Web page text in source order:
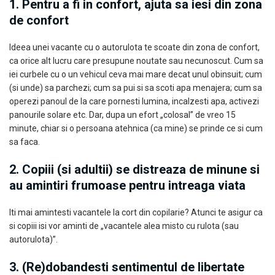
1. Pentru a fi in confort, ajuta sa iesi din zona
de confort
Ideea unei vacante cu o autorulota te scoate din zona de confort,
ca orice alt lucru care presupune noutate sau necunoscut. Cum sa
iei curbele cu o un vehicul ceva mai mare decat unul obinsuit; cum
(si unde) sa parchezi; cum sa pui si sa scoti apa menajera; cum sa
operezi panoul de la care pornesti lumina, incalzesti apa, activezi
panourile solare etc. Dar, dupa un efort „colosal” de vreo 15
minute, chiar si o persoana atehnica (ca mine) se prinde ce si cum
sa faca.
2. Copiii (si adultii) se distreaza de minune si
au amintiri frumoase pentru intreaga viata
Iti mai amintesti vacantele la cort din copilarie? Atunci te asigur ca
si copiii isi vor aminti de „vacantele alea misto cu rulota (sau
autorulota)”.
3. (Re)dobandesti sentimentul de libertate